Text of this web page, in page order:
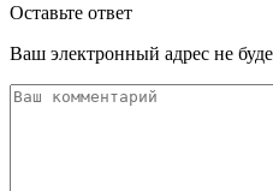
Оставьте ответ
Ваш электронный адрес не